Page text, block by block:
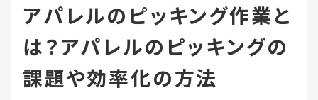
導入事例
お役立ち情報
アパレルのピッキング作業と
は？アパレルのピッキングの
課題や効率化の方法